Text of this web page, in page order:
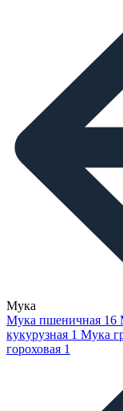
Мука
Мука пшеничная 16
кукурузная 1 Мука
гороховая 1